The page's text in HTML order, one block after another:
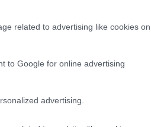
related to advertising like cookies on
to Google for online advertising
advertising.
τμήματος
(Ρόδος), με
κάτοχος
Readingστις